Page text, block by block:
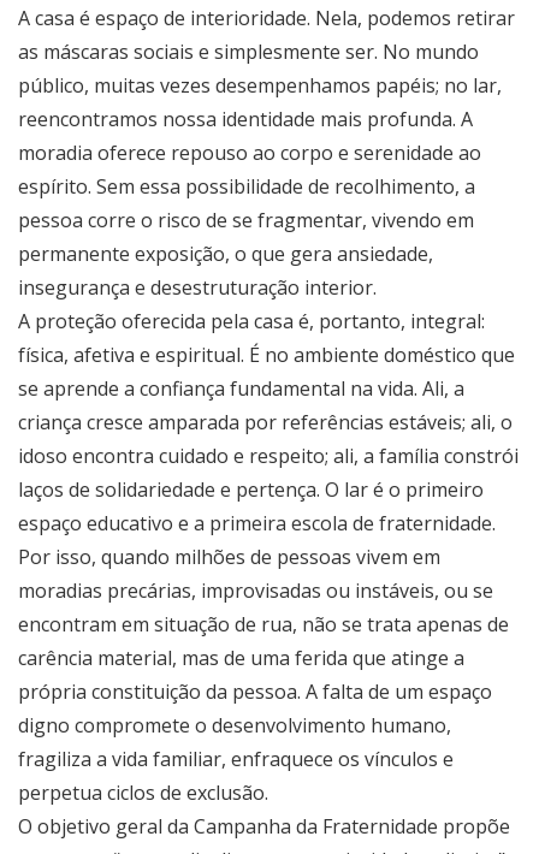
A casa é espaço de interioridade. Nela, podemos retirar
as máscaras sociais e simplesmente ser. No mundo
público, muitas vezes desempenhamos papéis; no lar,
reencontramos nossa identidade mais profunda. A
moradia oferece repouso ao corpo e serenidade ao
espírito. Sem essa possibilidade de recolhimento, a
pessoa corre o risco de se fragmentar, vivendo em
permanente exposição, o que gera ansiedade,
insegurança e desestruturação interior.
A proteção oferecida pela casa é, portanto, integral:
física, afetiva e espiritual. É no ambiente doméstico que
se aprende a confiança fundamental na vida. Ali, a
criança cresce amparada por referências estáveis; ali, o
idoso encontra cuidado e respeito; ali, a família constrói
laços de solidariedade e pertença. O lar é o primeiro
espaço educativo e a primeira escola de fraternidade.
Por isso, quando milhões de pessoas vivem em
moradias precárias, improvisadas ou instáveis, ou se
encontram em situação de rua, não se trata apenas de
carência material, mas de uma ferida que atinge a
própria constituição da pessoa. A falta de um espaço
digno compromete o desenvolvimento humano,
fragiliza a vida familiar, enfraquece os vínculos e
perpetua ciclos de exclusão.
O objetivo geral da Campanha da Fraternidade propõe